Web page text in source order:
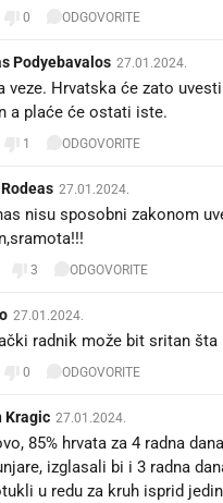
0 ODGOVORITE
Podyebavalos 27.01.2024.
veze. Hrvatska će zato
a plaće će ostati iste.
1 ODGOVORITE
27.01.2024.
nisu sposobni zakonom
3 ODGOVORITE
27.01.2024.
radnik može bit sritan šta
0 ODGOVORITE
Kragic 27.01.2024.
85% hrvata za 4 radna
izglasali bi i 3 radna
u redu za kruh isprid